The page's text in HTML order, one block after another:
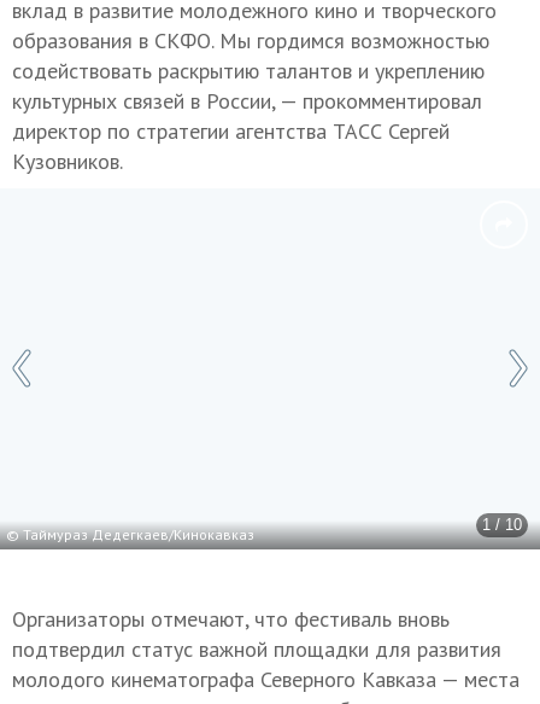
вклад в развитие молодежного кино и творческого
образования в СКФО. Мы гордимся возможностью
содействовать раскрытию талантов и укреплению
культурных связей в России, — прокомментировал
директор по стратегии агентства ТАСС Сергей
Кузовников.
1 / 10
© Таймураз Дедегкаев/Кинокавказ
Организаторы отмечают, что фестиваль вновь
подтвердил статус важной площадки для развития
молодого кинематографа Северного Кавказа — места